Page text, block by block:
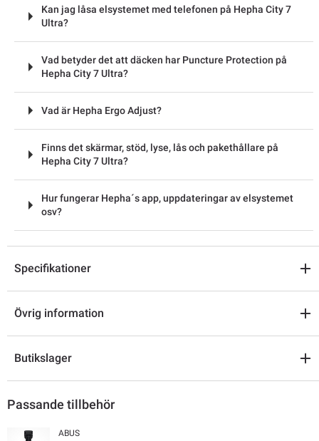
Kan jag låsa elsystemet med telefonen på Hepha City 7
Ultra?
Vad betyder det att däcken har Puncture Protection på
Hepha City 7 Ultra?
Vad är Hepha Ergo Adjust?
Finns det skärmar, stöd, lyse, lås och pakethållare på
Hepha City 7 Ultra?
Hur fungerar Hepha´s app, uppdateringar av elsystemet
osv?
Specifikationer
Övrig information
Butikslager
Passande tillbehör
ABUS